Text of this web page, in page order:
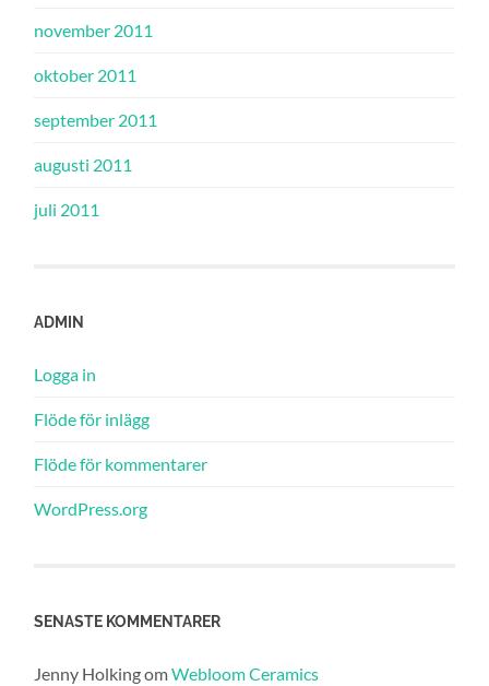
november 2011
oktober 2011
september 2011
augusti 2011
juli 2011
ADMIN
Logga in
Flöde för inlägg
Flöde för kommentarer
WordPress.org
SENASTE KOMMENTARER
Jenny HolkingomWebloom Ceramics